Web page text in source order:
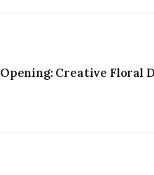
Creative Floral